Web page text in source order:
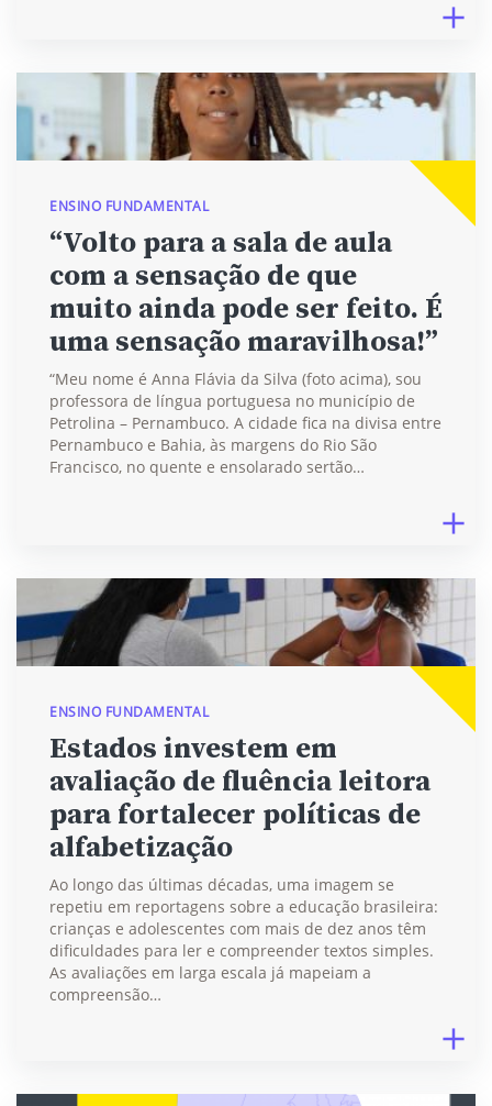
ENSINO FUNDAMENTAL
“Volto para a sala de aula
com a sensação de que
muito ainda pode ser feito. É
uma sensação maravilhosa!”
“Meu nome é Anna Flávia da Silva (foto acima), sou
professora de língua portuguesa no município de
Petrolina – Pernambuco. A cidade fica na divisa entre
Pernambuco e Bahia, às margens do Rio São
Francisco, no quente e ensolarado sertão…
ENSINO FUNDAMENTAL
Estados investem em
avaliação de fluência leitora
para fortalecer políticas de
alfabetização
Ao longo das últimas décadas, uma imagem se
repetiu em reportagens sobre a educação brasileira:
crianças e adolescentes com mais de dez anos têm
dificuldades para ler e compreender textos simples.
As avaliações em larga escala já mapeiam a
compreensão…